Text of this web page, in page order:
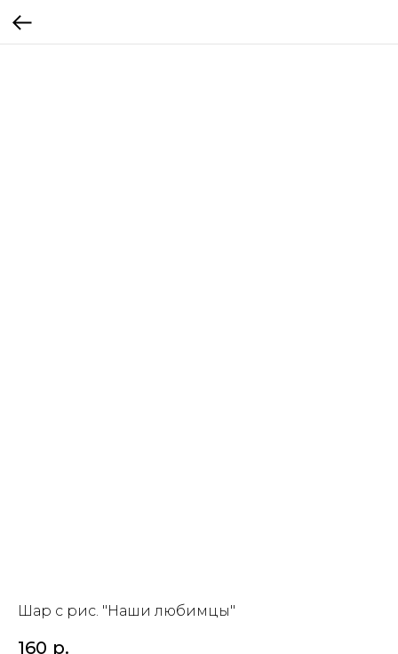
Шар с рис. "Наши любимцы"
160 р.